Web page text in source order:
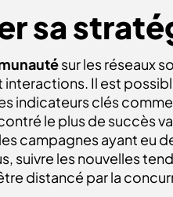
sa
sur les réseaux
Il est
indicateurs clés
le plus de succès
campagnes ayant
suivre les nouvelles
distancé par la